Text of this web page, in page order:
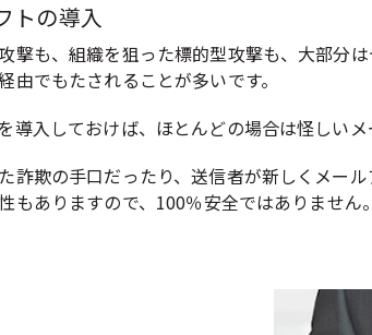
トの導入
撃も、組織を狙った標的型攻撃も、大部分
由でもたされることが多いです。
導入しておけば、ほとんどの場合は怪しい
詐欺の手口だったり、送信者が新しくメー
もありますので、100％安全ではありません